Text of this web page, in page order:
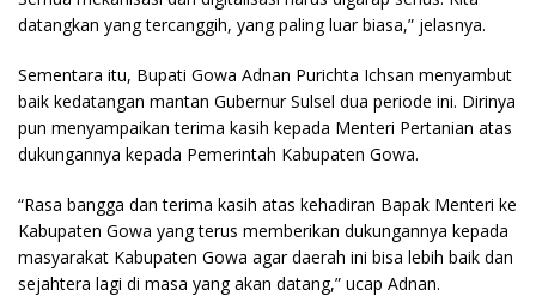
datangkan yang tercanggih, yang paling luar biasa,” jelasnya.
Sementara itu, Bupati Gowa Adnan Purichta Ichsan menyambut
baik kedatangan mantan Gubernur Sulsel dua periode ini. Dirinya
pun menyampaikan terima kasih kepada Menteri Pertanian atas
dukungannya kepada Pemerintah Kabupaten Gowa.
“Rasa bangga dan terima kasih atas kehadiran Bapak Menteri ke
Kabupaten Gowa yang terus memberikan dukungannya kepada
masyarakat Kabupaten Gowa agar daerah ini bisa lebih baik dan
sejahtera lagi di masa yang akan datang,” ucap Adnan.